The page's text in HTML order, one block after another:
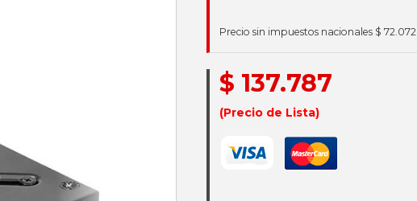
Precio sin impuestos nacionales $ 72.072
$ 137.787
(Precio de Lista)